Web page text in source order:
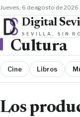
jueves, 6 de agosto de 2026
Digital
SEVILLA, SIN
Cultura
Cine Libros
Los